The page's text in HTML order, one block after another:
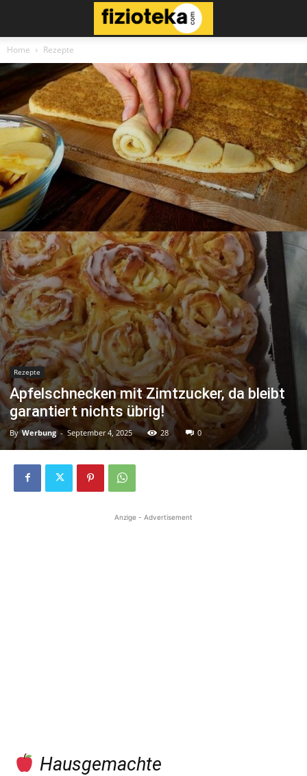
Home Rezepte
Rezepte
Apfelschnecken mit Zimtzucker, da bleibt
garantiert nichts übrig!
By Werbung - September 4, 2025 28 0
Anzige - Advertisement
Hausgemachte